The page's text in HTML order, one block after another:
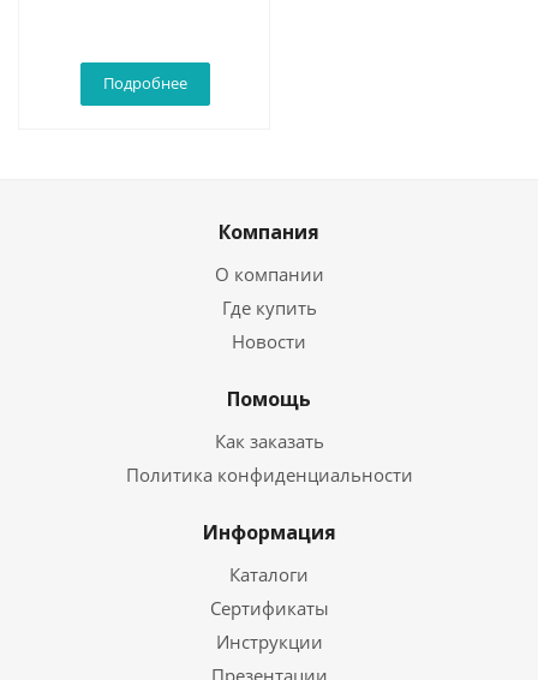
Подробнее
Компания
О компании
Где купить
Новости
Помощь
Как заказать
Политика конфиденциальности
Информация
Каталоги
Сертификаты
Инструкции
Презентации